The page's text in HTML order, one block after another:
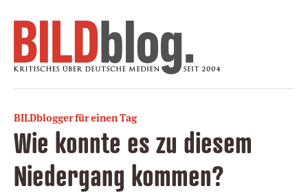
BILDblogger für einen Tag
Wie konnte es zu diesem
Niedergang kommen?